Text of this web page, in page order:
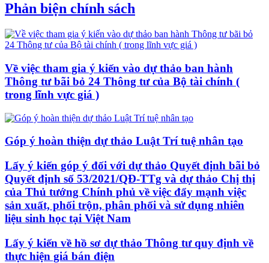
Phản biện chính sách
Về việc tham gia ý kiến vào dự thảo ban hành
Thông tư bãi bỏ 24 Thông tư của Bộ tài chính (
trong lĩnh vực giá )
Góp ý hoàn thiện dự thảo Luật Trí tuệ nhân tạo
Lấy ý kiến góp ý đối với dự thảo Quyết định bãi bỏ
Quyết định số 53/2021/QĐ-TTg và dự thảo Chị thị
của Thủ tướng Chính phủ về việc đẩy mạnh việc
sản xuất, phối trộn, phân phối và sử dụng nhiên
liệu sinh học tại Việt Nam
Lấy ý kiến về hồ sơ dự thảo Thông tư quy định về
thực hiện giá bán điện